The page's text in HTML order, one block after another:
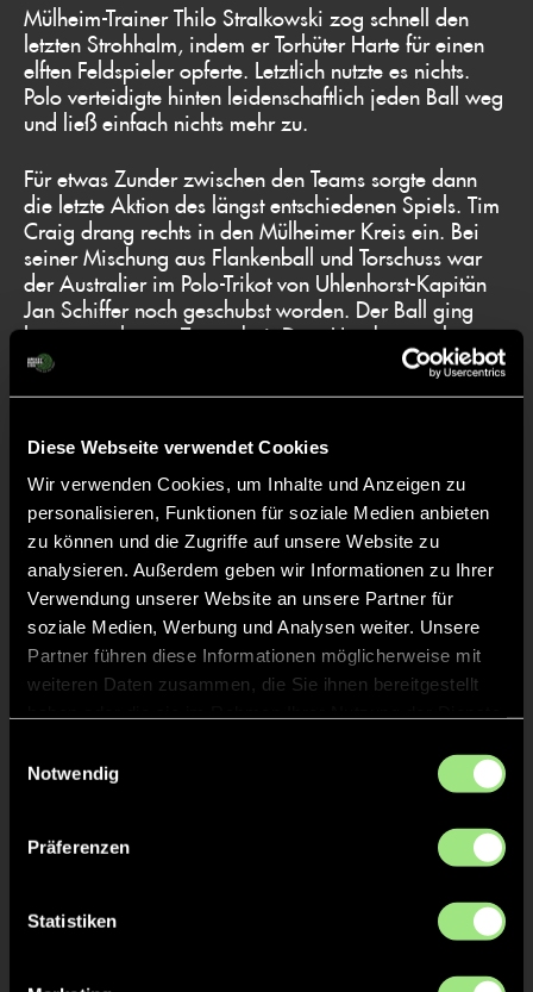
Diese Webseite verwendet Cookies
Wir verwenden Cookies, um Inhalte und Anzeigen zu
personalisieren, Funktionen für soziale Medien anbieten
zu können und die Zugriffe auf unsere Website zu
analysieren. Außerdem geben wir Informationen zu Ihrer
Verwendung unserer Website an unsere Partner für
soziale Medien, Werbung und Analysen weiter. Unsere
Partner führen diese Informationen möglicherweise mit
weiteren Daten zusammen, die Sie ihnen bereitgestellt
Notwendig
Präferenzen
Statistiken
Mülheim-Trainer Thilo Stralkowski zog schnell den
letzten Strohhalm, indem er Torhüter Harte für einen
elften Feldspieler opferte. Letztlich nutzte es nichts.
Polo verteidigte hinten leidenschaftlich jeden Ball weg
und ließ einfach nichts mehr zu.
Für etwas Zunder zwischen den Teams sorgte dann
die letzte Aktion des längst entschiedenen Spiels. Tim
Craig drang rechts in den Mülheimer Kreis ein. Bei
seiner Mischung aus Flankenball und Torschuss war
der Australier im Polo-Trikot von Uhlenhorst-Kapitän
Jan Schiffer noch geschubst worden. Der Ball ging
knapp am leeren Tor vorbei. Dass Hamburg acht
Sekunden vor Schluss noch den Videobeweis zog und
viele als unnötig. Kane Russell verwandelte gegen den
Janus Schiffer sicher zum 4:0-Endstand.
Während sich der Hamburger Polo Club als 24.
Verein in die Liste der deutschen Feldmeister
einschreiben lassen konnte, blieb für den unterlegenen
Finalisten der Trost, dass Lukas Windfeder mit dem
MVP-Preis als bester Endrundenspieler ausgezeichnet
wurde.
Foto: Worldsportpics